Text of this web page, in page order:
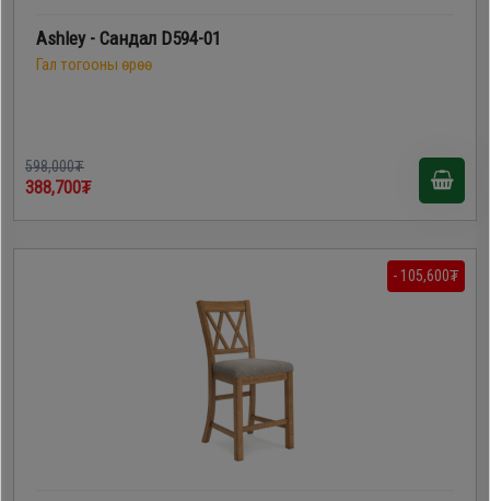
Ashley - Сандал D594-01
Гал тогооны өрөө
598,000₮
388,700₮
- 105,600₮